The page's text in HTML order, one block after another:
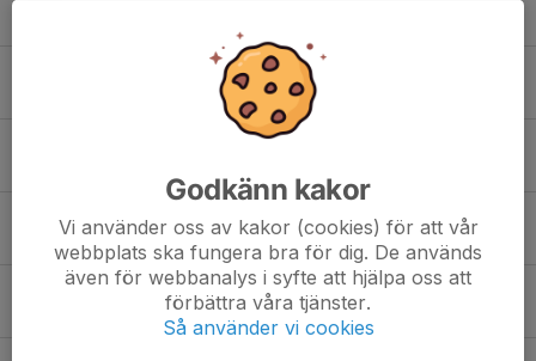
Kasper Schmidt
Kerstin Hagedorn Novik
Godkänn kakor
Vi använder oss av kakor (cookies) för att vår
webbplats ska fungera bra för dig. De används
även för webbanalys i syfte att hjälpa oss att
förbättra våra tjänster.
Så använder vi cookies